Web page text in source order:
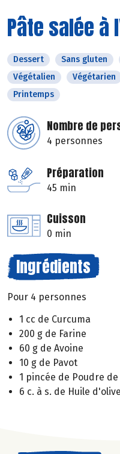
Pâte salée à
Dessert Sans gluten
Végétalien
Végétarien
Printemps
Nombre de
4 personnes
Préparation
45 min
Cuisson
0 min
Ingrédients
Pour 4 personnes
1 cc de Curcuma
200 g de Farine
60 g de Avoine
10 g de Pavot
1 pincée de Poudre
6 c. à s. de Huile d'olive